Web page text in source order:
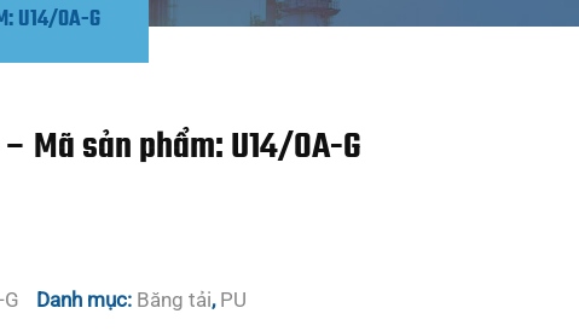
U14/0A-G
Mã sản phẩm: U14/0A-G
Danh mục: Băng tải, PU